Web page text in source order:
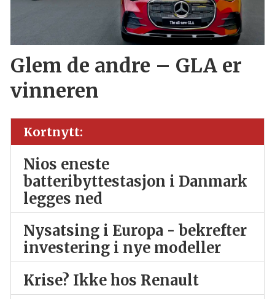
Glem de andre – GLA er
vinneren
Kortnytt:
Nios eneste
batteribyttestasjon i Danmark
legges ned
Nysatsing i Europa - bekrefter
investering i nye modeller
Krise? Ikke hos Renault